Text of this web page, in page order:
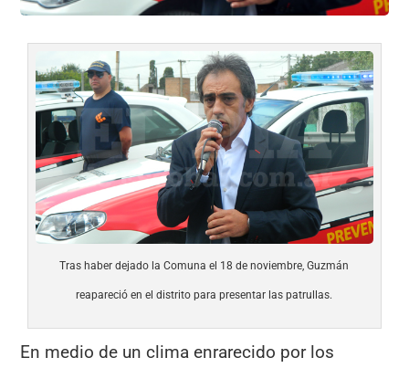
Tras haber dejado la Comuna el 18 de noviembre, Guzmán
reapareció en el distrito para presentar las patrullas.
En medio de un clima enrarecido por los